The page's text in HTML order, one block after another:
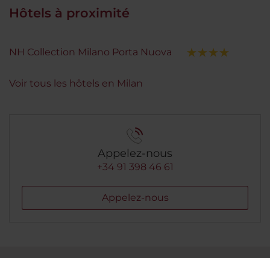
Hôtels à proximité
NH Collection Milano Porta Nuova
Voir tous les hôtels en Milan
Appelez-nous
+34 91 398 46 61
Appelez-nous